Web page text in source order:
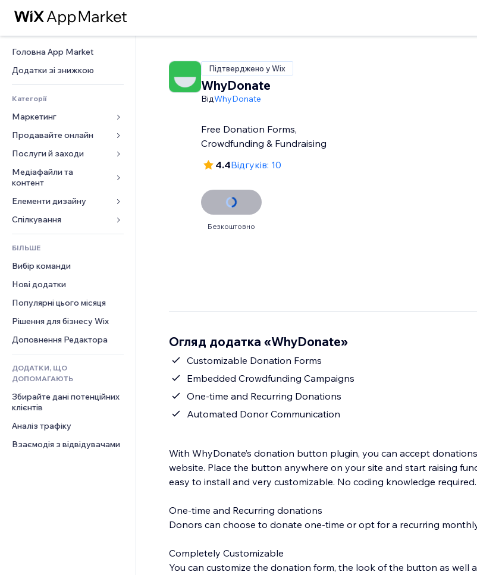
Головна App Market
Додатки зі знижкою
Категорії
Маркетинг
Реклама
Мобільний
Аналітика
Соцмережі
SEO
Залучення
Розміщення сайту
Ел. пошта
Конверсія
Продавайте онлайн
Додатки для магазинів
Надсилання та доставка
Кнопки продажу
Онлайн‑курси
Друк на замовлення
Бухгалтерський облік
Купони й лояльність
Рішення для складів
Дропшипінг
Тарифні плани й підписки
Краудфандинг
Їжа та напої
Послуги й заходи
Готелі
Заходи
Ресторани
Нерухомість
Медіафайли та
контент
Галерея
Музика
Подкасти
Фотографія
Відео
PDF
Обмін файлами
Новини
Елементи дизайну
Карти й навігація
Конфіденційність і безпека
Годинник
Шаблони сторінок
Ефекти зображення
Кнопки та меню
Банери та бейджі
Калькулятори
Пошук
Погода
Графіки й таблиці
Форми
Опитування
Чат
Коментарі
Телефон
Спільнота
Відгуки
CRM
БІЛЬШЕ
Вибір команди
Нові додатки
Популярні цього місяця
Рішення для бізнесу Wix
Доповнення Редактора
ДОДАТКИ, ЩО
ДОПОМАГАЮТЬ
Збирайте дані потенційних
клієнтів
Аналіз трафіку
Взаємодія з відвідувачами
Підтверджено у Wix
WhyDonate
ВідWhyDonate
Free Donation Forms,
Crowdfunding & Fundraising
4.4Відгуків: 10
Безкоштовно
Огляд додатка «WhyDonate»
Customizable Donation Forms
Embedded Crowdfunding Campaigns
One-time and Recurring Donations
Automated Donor Communication
With WhyDonate’s donation button plugin, you can accept
website. Place the button anywhere on your site and start raising
easy to install and very customizable. No coding knowledge required.
One-time and Recurring donations
Donors can choose to donate one-time or opt for a recurring
Completely Customizable
You can customize the donation form, the look of the button as well